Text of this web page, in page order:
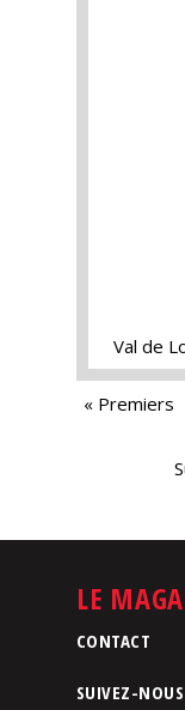
Val de
PAGES
« Premiers
LE
CONTACT
SUIVEZ-